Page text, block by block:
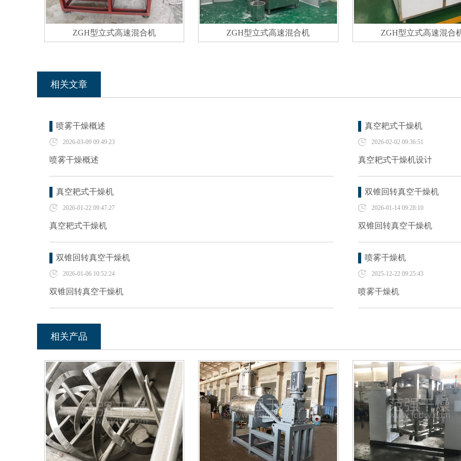
ZGH型立式高速混合机 ZGH型立式高速混合机 ZGH型立式高速混合
相关文章
喷雾干燥概述
2026-03-09 09:49:23
喷雾干燥概述
真空耙式干燥机
2026-02-02 09:36:51
真空耙式干燥机设计
真空耙式干燥机
2026-01-22 09:47:27
真空耙式干燥机
双锥回转真空干燥机
2026-01-14 09:28:10
双锥回转真空干燥机
双锥回转真空干燥机
2026-01-06 10:52:24
双锥回转真空干燥机
喷雾干燥机
2025-12-22 09:25:43
喷雾干燥机
相关产品